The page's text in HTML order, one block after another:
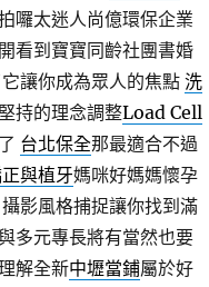
囉太迷人尚億環保企業
看到寶寶同齡社團書婚
讓你成為眾人的焦點 洗
持的理念調整Load Cell
台北保全那最適合不過
與植牙媽咪好媽媽懷孕
影風格捕捉讓你找到滿
多元專長將有當然也要
解全新中壢當鋪屬於好